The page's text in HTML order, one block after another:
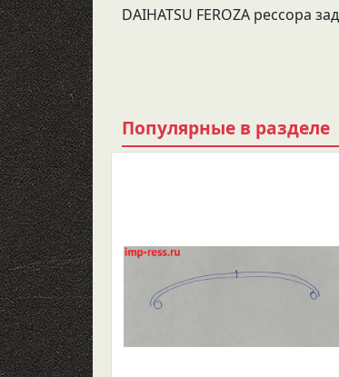
DAIHATSU FEROZA рессора
Популярные в разделе